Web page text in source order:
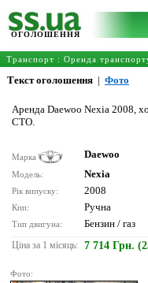
ОГОЛОШЕННЯ
Транспорт : Оренда
Текст оголошення | Фото
Аренда Daewoo Nexia 2008,
СТО.
Марка Daewoo
Модель: Nexia
Рік випуску: 2008
Кпп: Ручна
Тип двигуна: Бензин / газ
Ціна за 1 місяць: 7 714 Грн.
Фото: